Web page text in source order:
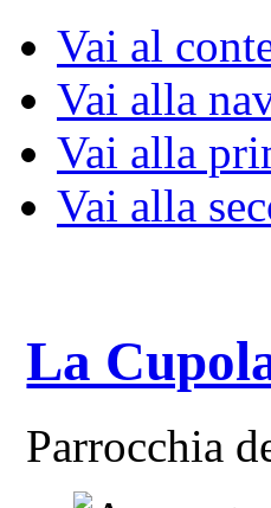
Vai al
Vai alla
Vai alla
Vai alla
La
Parrocchia